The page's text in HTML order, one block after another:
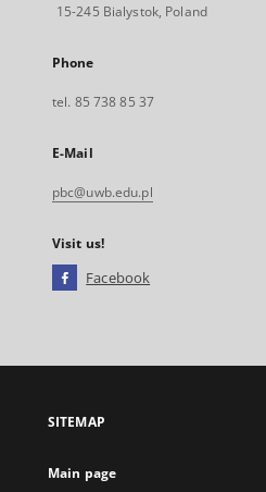
15-245 Bialystok, Poland
Phone
tel. 85 738 85 37
E-Mail
pbc@uwb.edu.pl
Visit us!
Facebook
open
new
SITEMAP
Main page